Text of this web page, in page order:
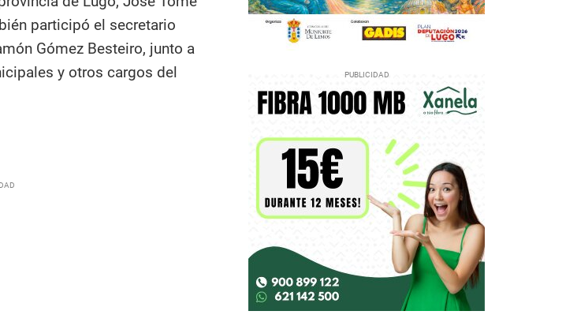
participó el secretario
Gómez Besteiro, junto a
y otros cargos del